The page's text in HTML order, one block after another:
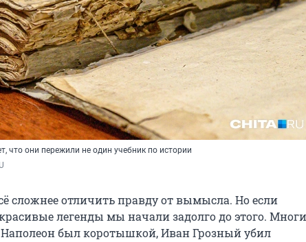
что они пережили не один учебник по истории
сложнее отличить правду от вымысла. Но если
легенды мы начали задолго до этого.
Наполеон был коротышкой, Иван Грозный убил